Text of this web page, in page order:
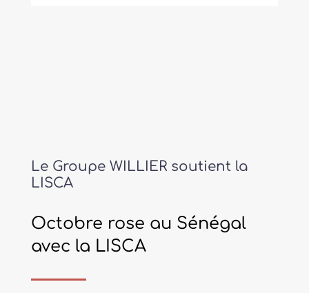
Le Groupe WILLIER soutient la
LISCA
Octobre rose au Sénégal
avec la LISCA